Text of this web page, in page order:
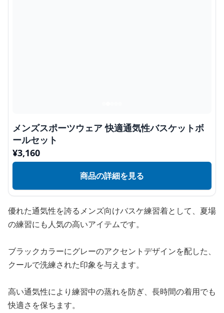
メンズスポーツウェア 快適通気性バスケットボ
ールセット
¥3,160
商品の詳細を見る
優れた通気性を誇るメンズ向けバスケ練習着として、夏場
の練習にも人気の高いアイテムです。
ブラックカラーにグレーのアクセントデザインを配した、
クールで洗練された印象を与えます。
高い通気性により練習中の蒸れを防ぎ、長時間の着用でも
快適さを保ちます。